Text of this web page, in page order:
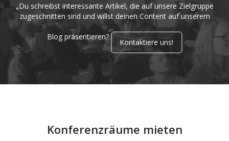
„Du schreibst interessante Artikel, die auf unsere Zielgruppe
zugeschnitten sind und willst deinen Content auf unserem
Blog präsentieren?
Kontaktiere uns!
Konferenzräume mieten